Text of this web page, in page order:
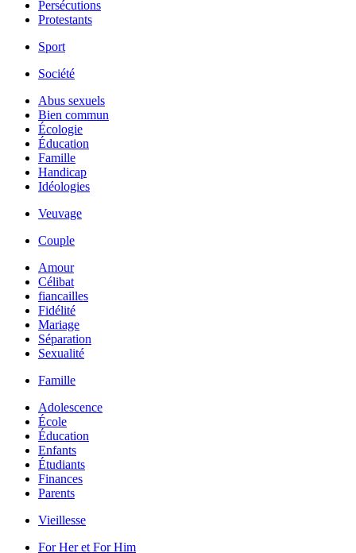
Persécutions
Protestants
Sport
Société
Abus sexuels
Bien commun
Écologie
Éducation
Famille
Handicap
Idéologies
Veuvage
Couple
Amour
Célibat
fiancailles
Fidélité
Mariage
Séparation
Sexualité
Famille
Adolescence
École
Éducation
Enfants
Étudiants
Finances
Parents
Vieillesse
For Her et For Him